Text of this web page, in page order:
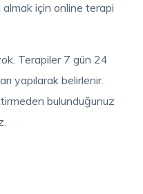
için online terapi
Terapiler 7 gün 24
yapılarak belirlenir.
bulunduğunuz